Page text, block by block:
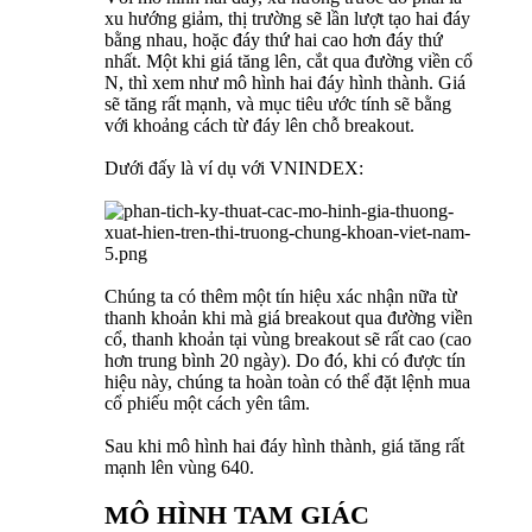
xu hướng giảm, thị trường sẽ lần lượt tạo hai đáy
bằng nhau, hoặc đáy thứ hai cao hơn đáy thứ
nhất. Một khi giá tăng lên, cắt qua đường viền cổ
N, thì xem như mô hình hai đáy hình thành. Giá
sẽ tăng rất mạnh, và mục tiêu ước tính sẽ bằng
với khoảng cách từ đáy lên chỗ breakout.
Dưới đấy là ví dụ với VNINDEX:
Chúng ta có thêm một tín hiệu xác nhận nữa từ
thanh khoản khi mà giá breakout qua đường viền
cổ, thanh khoản tại vùng breakout sẽ rất cao (cao
hơn trung bình 20 ngày). Do đó, khi có được tín
hiệu này, chúng ta hoàn toàn có thể đặt lệnh mua
cổ phiếu một cách yên tâm.
Sau khi mô hình hai đáy hình thành, giá tăng rất
mạnh lên vùng 640.
MÔ HÌNH TAM GIÁC